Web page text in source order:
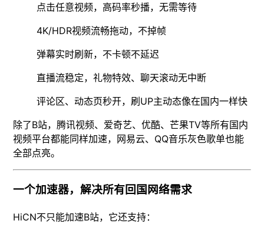
点击任意视频，高码率秒播，无需等待
4K/HDR视频流畅拖动，不掉帧
弹幕实时刷新，不卡顿不延迟
直播流稳定，礼物特效、聊天滚动无中断
评论区、动态页秒开，刷UP主动态像在国内一样快
除了B站，腾讯视频、爱奇艺、优酷、芒果TV等所有国内
视频平台都能同样加速，网易云、QQ音乐灰色歌单也能
全部点亮。
一个加速器，解决所有回国网络需求
HiCN不只能加速B站，它还支持：